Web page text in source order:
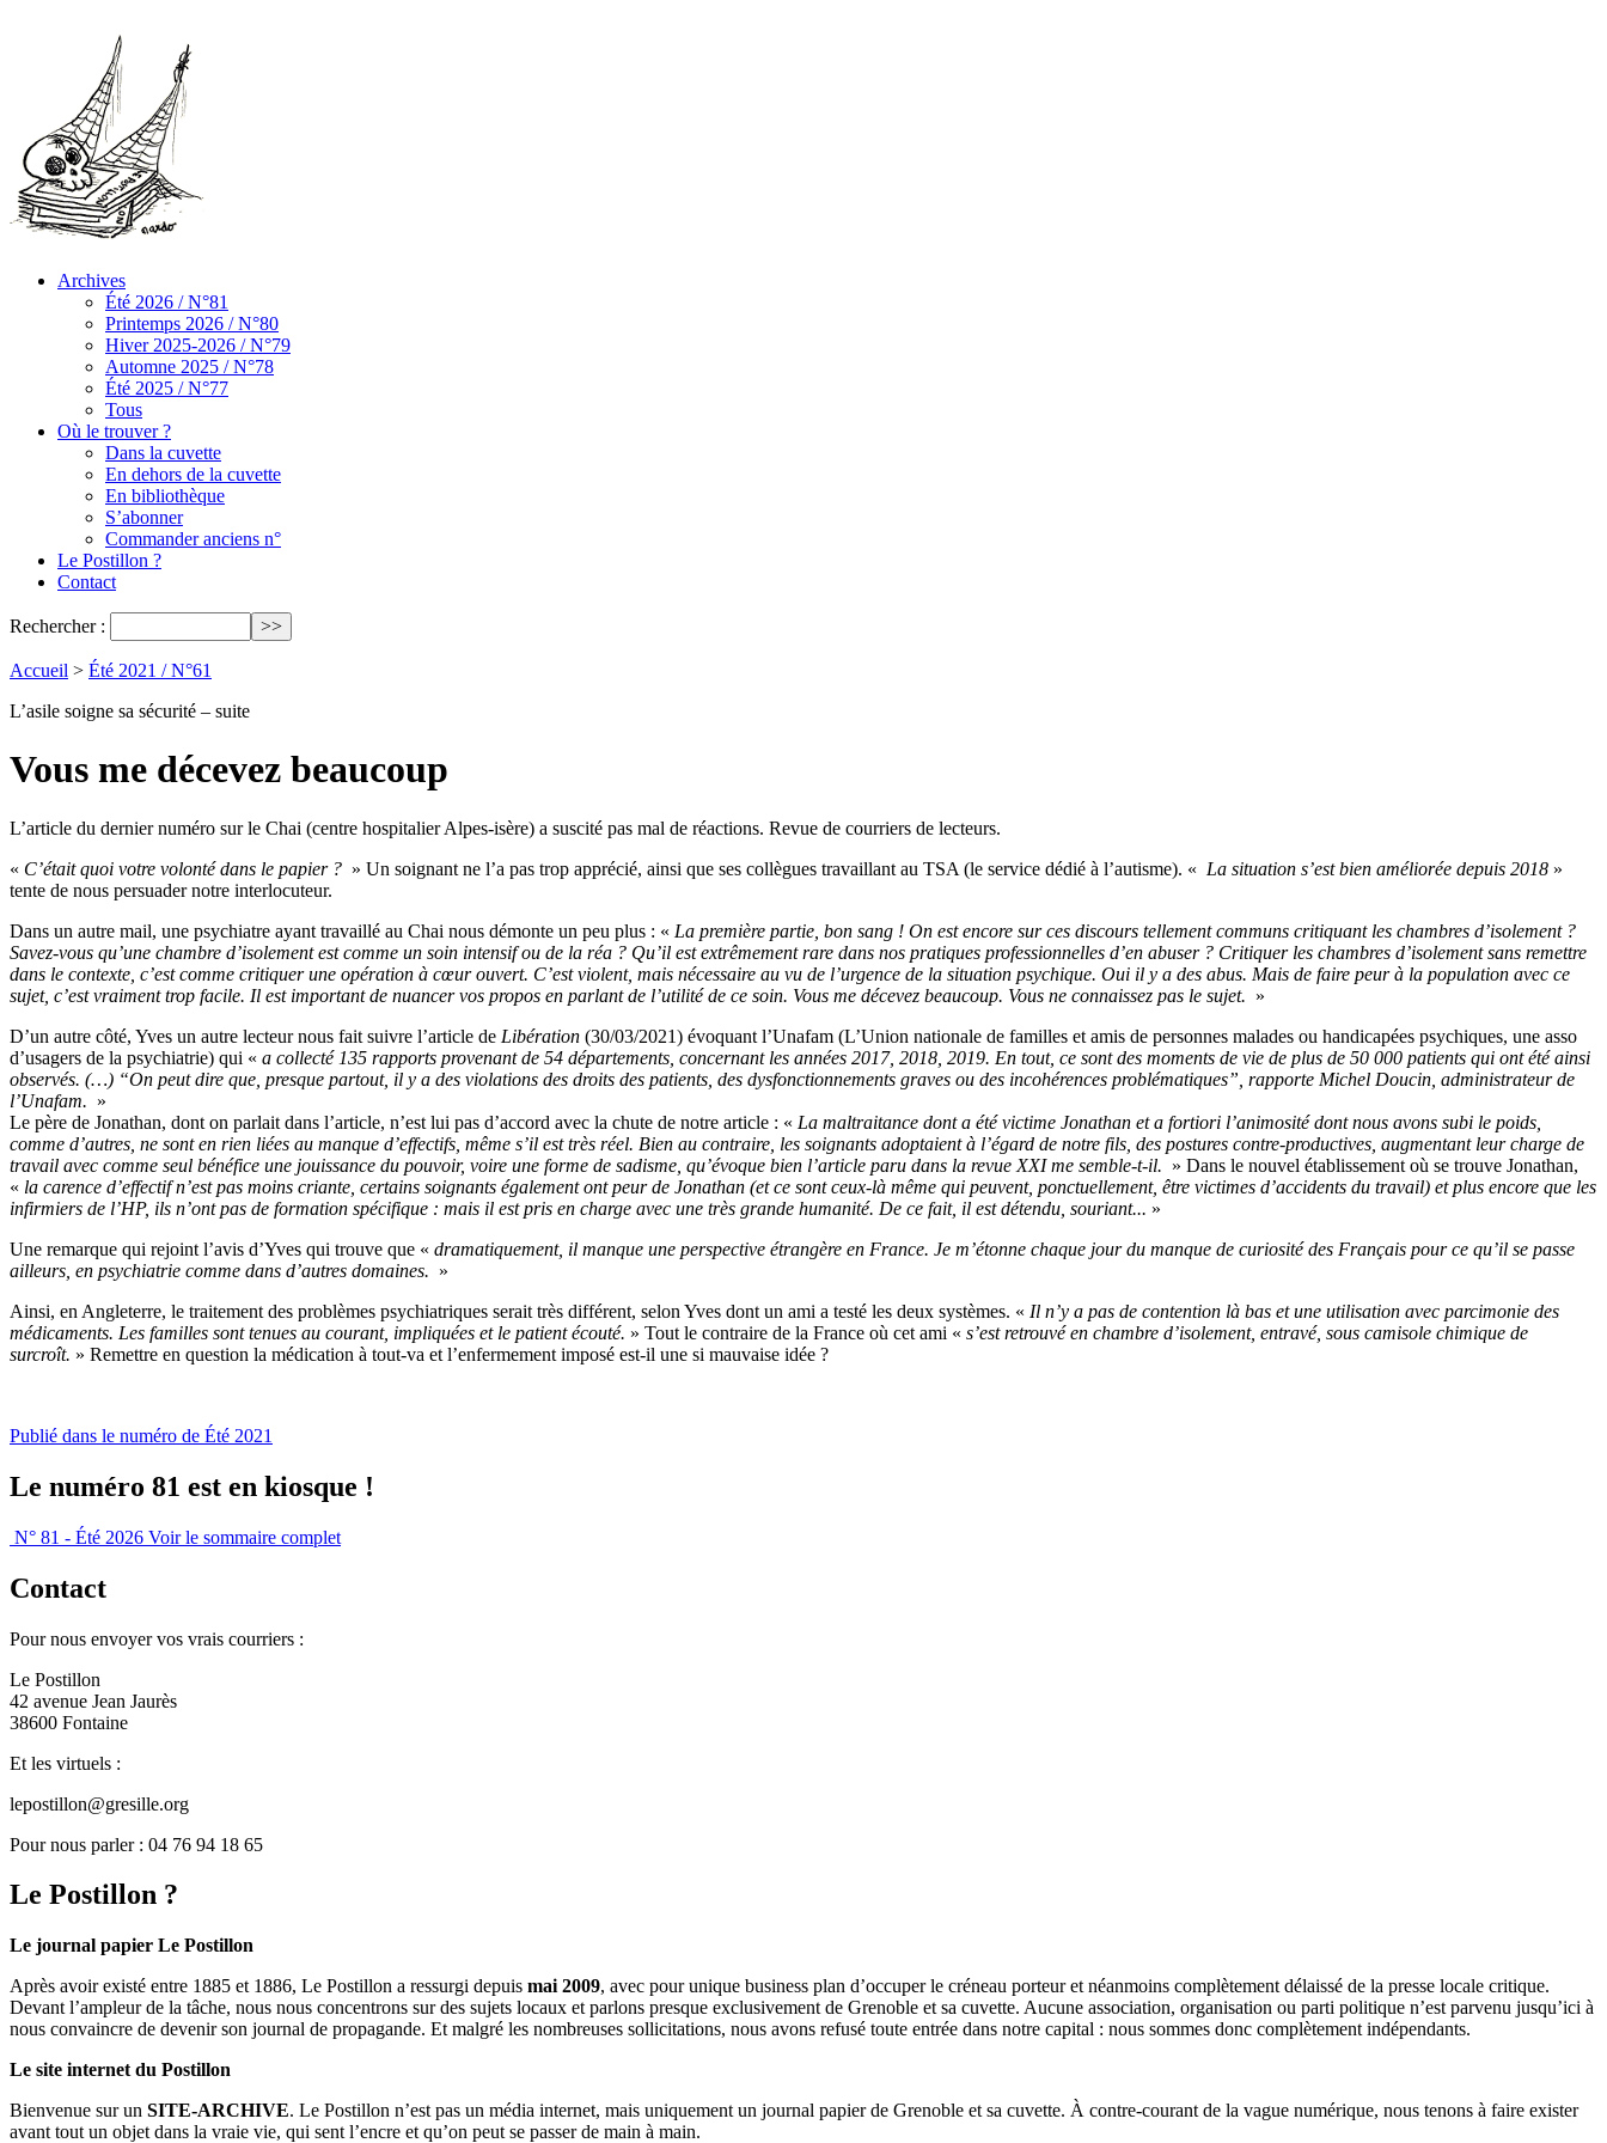
Archives
Été 2026 / N°81
Printemps 2026 / N°80
Hiver 2025-2026 / N°79
Automne 2025 / N°78
Été 2025 / N°77
Tous
Où le trouver ?
Dans la cuvette
En dehors de la cuvette
En bibliothèque
S’abonner
Commander anciens n°
Le Postillon ?
Contact
Rechercher :
Accueil > Été 2021 / N°61
L’asile soigne sa sécurité – suite
Vous me décevez beaucoup
L’article du dernier numéro sur le Chai (centre hospitalier Alpes-isère) a suscité pas mal de réactions. Revue de courriers de lecteurs.
« C’était quoi votre volonté dans le papier ? » Un soignant ne l’a pas trop apprécié, ainsi que ses collègues travaillant au TSA (le service dédié à l’autisme). « La situation s’est bien améliorée depuis 2018 »
tente de nous persuader notre interlocuteur.
Dans un autre mail, une psychiatre ayant travaillé au Chai nous démonte un peu plus : « La première partie, bon sang ! On est encore sur ces discours tellement communs critiquant les chambres d’isolement ?
Savez-vous qu’une chambre d’isolement est comme un soin intensif ou de la réa ? Qu’il est extrêmement rare dans nos pratiques professionnelles d’en abuser ? Critiquer les chambres d’isolement sans remettre
dans le contexte, c’est comme critiquer une opération à cœur ouvert. C’est violent, mais nécessaire au vu de l’urgence de la situation psychique. Oui il y a des abus. Mais de faire peur à la population avec ce
sujet, c’est vraiment trop facile. Il est important de nuancer vos propos en parlant de l’utilité de ce soin. Vous me décevez beaucoup. Vous ne connaissez pas le sujet. »
D’un autre côté, Yves un autre lecteur nous fait suivre l’article de Libération (30/03/2021) évoquant l’Unafam (L’Union nationale de familles et amis de personnes malades ou handicapées psychiques, une asso
d’usagers de la psychiatrie) qui « a collecté 135 rapports provenant de 54 départements, concernant les années 2017, 2018, 2019. En tout, ce sont des moments de vie de plus de 50 000 patients qui ont été ainsi
observés. (…) “On peut dire que, presque partout, il y a des violations des droits des patients, des dysfonctionnements graves ou des incohérences problématiques”, rapporte Michel Doucin, administrateur de
l’Unafam. »
Le père de Jonathan, dont on parlait dans l’article, n’est lui pas d’accord avec la chute de notre article : « La maltraitance dont a été victime Jonathan et a fortiori l’animosité dont nous avons subi le poids,
comme d’autres, ne sont en rien liées au manque d’effectifs, même s’il est très réel. Bien au contraire, les soignants adoptaient à l’égard de notre fils, des postures contre-productives, augmentant leur charge de
travail avec comme seul bénéfice une jouissance du pouvoir, voire une forme de sadisme, qu’évoque bien l’article paru dans la revue XXI me semble-t-il. » Dans le nouvel établissement où se trouve Jonathan,
« la carence d’effectif n’est pas moins criante, certains soignants également ont peur de Jonathan (et ce sont ceux-là même qui peuvent, ponctuellement, être victimes d’accidents du travail) et plus encore que les
infirmiers de l’HP, ils n’ont pas de formation spécifique : mais il est pris en charge avec une très grande humanité. De ce fait, il est détendu, souriant... »
Une remarque qui rejoint l’avis d’Yves qui trouve que « dramatiquement, il manque une perspective étrangère en France. Je m’étonne chaque jour du manque de curiosité des Français pour ce qu’il se passe
ailleurs, en psychiatrie comme dans d’autres domaines. »
Ainsi, en Angleterre, le traitement des problèmes psychiatriques serait très différent, selon Yves dont un ami a testé les deux systèmes. « Il n’y a pas de contention là bas et une utilisation avec parcimonie des
médicaments. Les familles sont tenues au courant, impliquées et le patient écouté. » Tout le contraire de la France où cet ami « s’est retrouvé en chambre d’isolement, entravé, sous camisole chimique de
surcroît. » Remettre en question la médication à tout-va et l’enfermement imposé est-il une si mauvaise idée ?
Publié dans le numéro de Été 2021
Le numéro 81 est en kiosque !
N° 81 - Été 2026 Voir le sommaire complet
Contact
Pour nous envoyer vos vrais courriers :
Le Postillon
42 avenue Jean Jaurès
38600 Fontaine
Et les virtuels :
lepostillon@gresille.org
Pour nous parler : 04 76 94 18 65
Le Postillon ?
Le journal papier Le Postillon
Après avoir existé entre 1885 et 1886, Le Postillon a ressurgi depuis mai 2009, avec pour unique business plan d’occuper le créneau porteur et néanmoins complètement délaissé de la presse locale critique.
Devant l’ampleur de la tâche, nous nous concentrons sur des sujets locaux et parlons presque exclusivement de Grenoble et sa cuvette. Aucune association, organisation ou parti politique n’est parvenu jusqu’ici à
nous convaincre de devenir son journal de propagande. Et malgré les nombreuses sollicitations, nous avons refusé toute entrée dans notre capital : nous sommes donc complètement indépendants.
Le site internet du Postillon
Bienvenue sur un SITE-ARCHIVE. Le Postillon n’est pas un média internet, mais uniquement un journal papier de Grenoble et sa cuvette. À contre-courant de la vague numérique, nous tenons à faire exister
avant tout un objet dans la vraie vie, qui sent l’encre et qu’on peut se passer de main à main.